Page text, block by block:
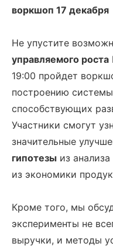
воркшоп 17 декабря
Не упустите
управляемого роста
19:00 пройдет
построению
способствующих
Участники смогут
значительные
гипотезы из
из экономики
Кроме того, мы
эксперименты не
выручки, и методы